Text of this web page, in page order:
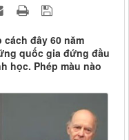
đây 60 năm
quốc gia đứng đầu
học. Phép màu nào